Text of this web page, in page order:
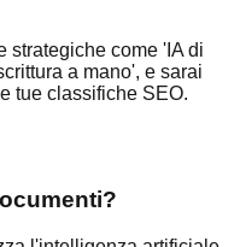
strategiche come 'IA di
a mano', e sarai
tue classifiche SEO.